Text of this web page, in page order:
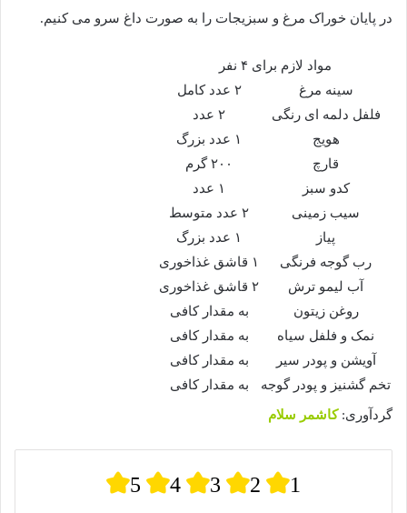
در پایان خوراک مرغ و سبزیجات را به صورت داغ سرو می کنیم.
مواد لازم برای ۴ نفر
سینه مرغ
۲ عدد کامل
فلفل دلمه ای رنگی
۲ عدد
هویج
۱ عدد بزرگ
قارچ
۲۰۰ گرم
کدو سبز
۱ عدد
سیب زمینی
۲ عدد متوسط
پیاز
۱ عدد بزرگ
رب گوجه فرنگی
۱ قاشق غذاخوری
آب لیمو ترش
۲ قاشق غذاخوری
روغن زیتون
به مقدار کافی
نمک و فلفل سیاه
به مقدار کافی
آویشن و پودر سیر
به مقدار کافی
تخم گشنیز و پودر گوجه
به مقدار کافی
گردآوری:کاشمر سلام
5 4 3 2 1